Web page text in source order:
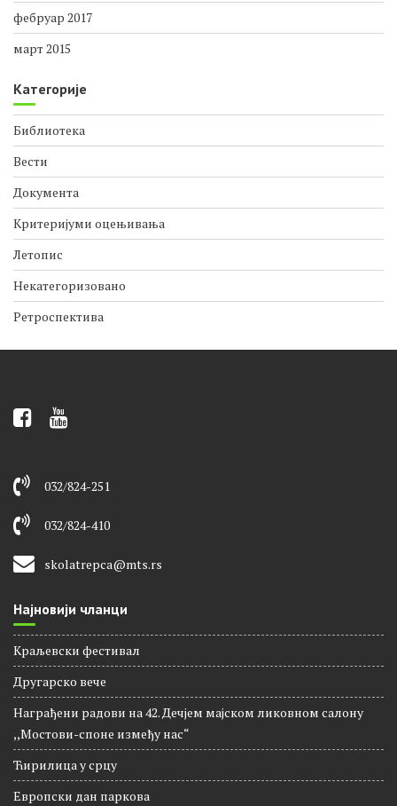
фебруар 2017
март 2015
Категорије
Библиотека
Вести
Документа
Критеријуми оцењивања
Летопис
Некатегоризовано
Ретроспектива
032/824-251
032/824-410
skolatrepca@mts.rs
Најновији чланци
Краљевски фестивал
Другарско вече
Награђени радови на 42. Дечјем мајском ликовном салону
,,Мостови-споне између нас“
Ћирилица у срцу
Европски дан паркова